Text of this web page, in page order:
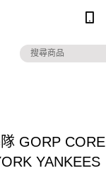
GORP CORE
YANKEES